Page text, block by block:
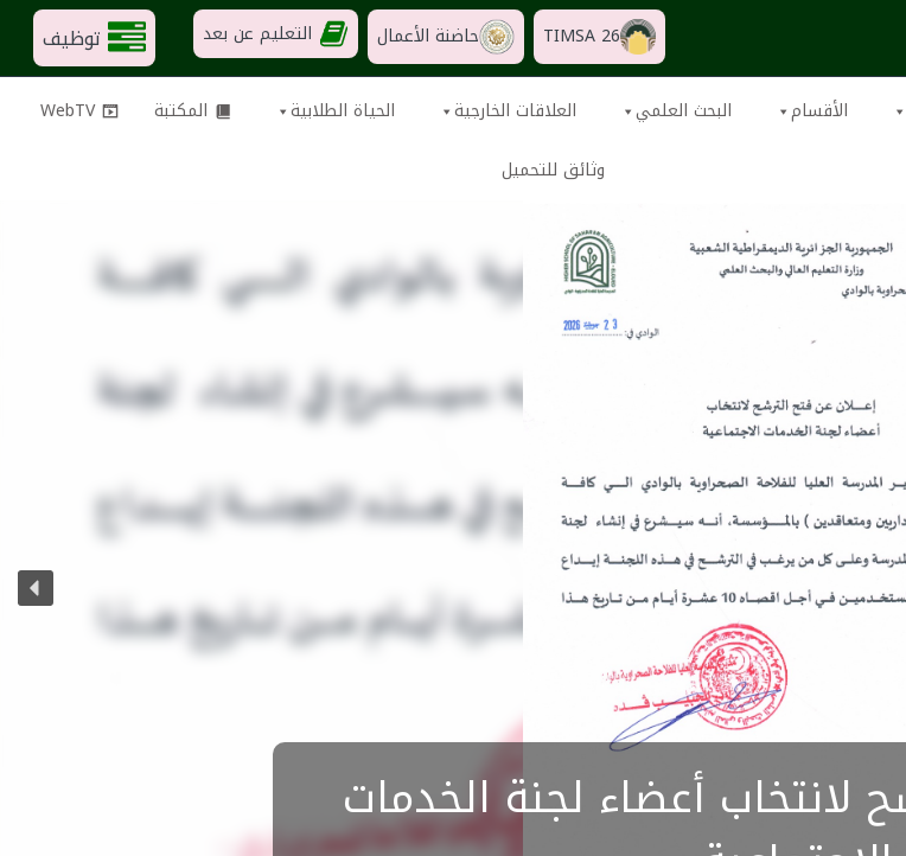
TIMSA 26 حاضنة الأعمال التعليم عن بعد
توظيف
الأقسام البحث العلمي العلاقات الخارجية الحياة الطلابية المكتبة
WebTV
وثائق للتحميل
لانتخاب أعضاء لجنة الخدمات